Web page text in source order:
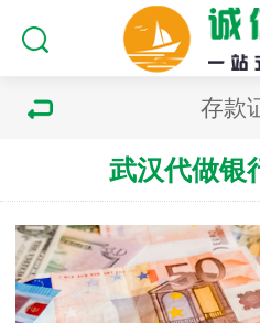
存款
武汉代做银